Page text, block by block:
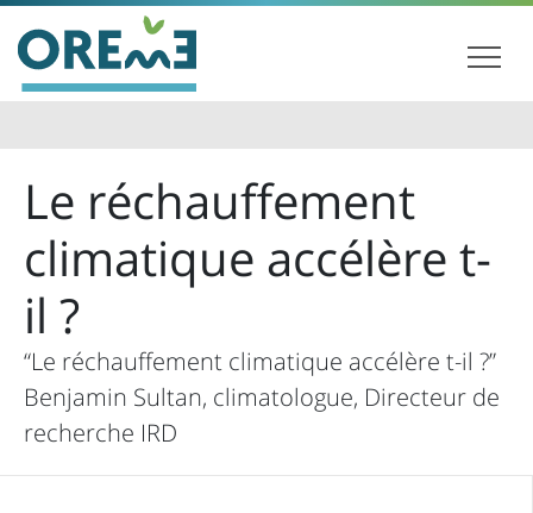
Le réchauffement
climatique accélère t-
il ?
“Le réchauffement climatique accélère t-il ?”
Benjamin Sultan, climatologue, Directeur de
recherche IRD